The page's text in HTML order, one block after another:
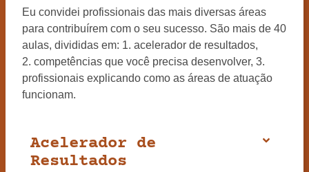
Eu convidei profissionais das mais diversas áreas
para contribuírem com o seu sucesso. São mais de 40
aulas, divididas em: 1. acelerador de resultados,
2. competências que você precisa desenvolver, 3.
profissionais explicando como as áreas de atuação
funcionam.
Acelerador de
Resultados